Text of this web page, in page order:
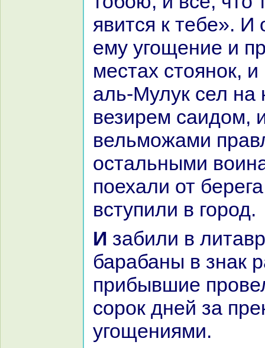
явится к тебе».
ему угощение и
местах стоянок,
аль-Мулук сел нa
везирем caидом,
вельможами
остальными
поехали от
вступили в город.
И забили в литавры и ударили в
баpaбаны в знaк
прибывшие
сорок дней за
угощениями.